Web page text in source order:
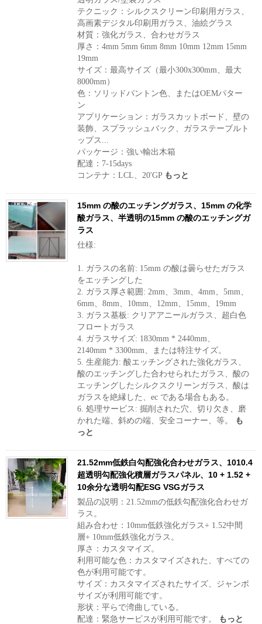
テクニック：シルクスクリーン印刷用ガラス、
高画素デジタル印刷用ガラス、油絵グラス
材質：強化ガラス、合わせガラス
厚さ：4mm 5mm 6mm 8mm 10mm 12mm 15mm
19mm
サイズ：最高サイズ（最小300x300mm、最大
8000mm）
色：ソリッドパントン色、またはOEMパター
ン
アプリケーション：ガラスカットボード、壁の
装飾、スプラッシュバック、ガラステーブルト
ップス...
パッケージ：強い輸出木箱
配達：7-15days
コンテナ：LCL、20'GP もっと
15mm の酸のエッチングガラス、15mm の化学
酸ガラス、半透明の15mm の酸のエッチングガ
ラス
仕様:
1. ガラスの名前: 15mm の酸は曇らせたガラス
をエッチングした
2. ガラス厚さ範囲: 2mm、3mm、4mm、5mm、
6mm、8mm、10mm、12mm、15mm、19mm
3. ガラス基板: クリアアニールガラス、超白色
フロートガラス
4. ガラスサイズ: 1830mm * 2440mm、
2140mm * 3300mm、または特注サイズ。
5. 生産能力: 酸エッチングされた強化ガラス、
酸のエッチングした合わせられたガラス、酸の
エッチングしたシルクスクリーンガラス、酸は
ガラスを絶縁した、ec である場合もある。
6. 処理サービス: 掘削された穴、切り欠き、磨
かれた端、斜めの端、安全コーナー、等。
も
っと
21.52mm低鉄白勾配強化合わせガラス、1010.4
超透明勾配強化積層ガラスパネル、10 + 1.52 +
10余分な透明勾配ESG VSGガラス
製品の説明：21.52mmの低鉄勾配強化合わせガ
ラス。
組み合わせ：10mm低鉄強化ガラス+ 1.52中間
層+ 10mm低鉄強化ガラス。
厚さ：カスタマイズ。
利用可能な色：カスタマイズされた、すべての
色が利用可能です。
サイズ：カスタマイズされたサイズ、ジャンボ
サイズが利用可能です。
形状：平らで湾曲している。
配達：緊急サービスが利用可能です。
もっと